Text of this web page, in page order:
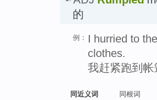
的
例：
I hurried to
clothes.
我赶紧跑到
同近义词 同根词